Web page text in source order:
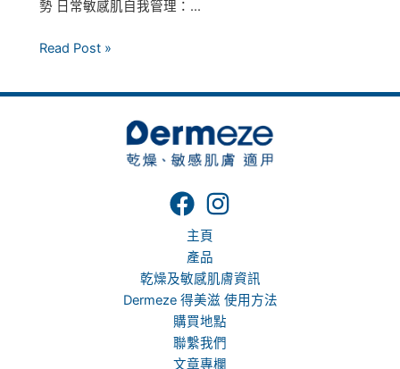
勢 日常敏感肌自我管理：...
Read Post »
主頁
產品
乾燥及敏感肌膚資訊
Dermeze 得美滋 使用方法
購買地點
聯繫我們
文章專欄